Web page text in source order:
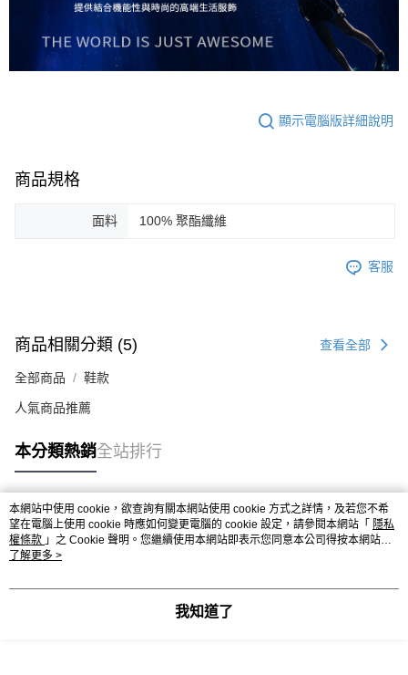
顯示電腦版詳細說明
商品規格
面料 100% 聚酯纖維
客服
商品相關分類 (5) 查看全部
全部商品 鞋款
人氣商品推薦
本分類熱銷全站排行
熱門標籤
本網站中使用 cookie，欲查詢有關本網站使用 cookie 方式之詳情，及若您不希
望在電腦上使用 cookie 時應如何變更電腦的 cookie 設定，請參閱本網站「 隱私
權條款 」之 Cookie 聲明。您繼續使用本網站即表示您同意本公司得按本網站使
用條款之 Cookie 聲明使用 cookie。
了解更多 >
我知道了